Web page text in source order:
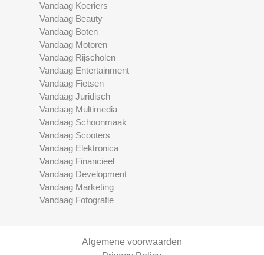
Vandaag Koeriers
Vandaag Beauty
Vandaag Boten
Vandaag Motoren
Vandaag Rijscholen
Vandaag Entertainment
Vandaag Fietsen
Vandaag Juridisch
Vandaag Multimedia
Vandaag Schoonmaak
Vandaag Scooters
Vandaag Elektronica
Vandaag Financieel
Vandaag Development
Vandaag Marketing
Vandaag Fotografie
Algemene voorwaarden